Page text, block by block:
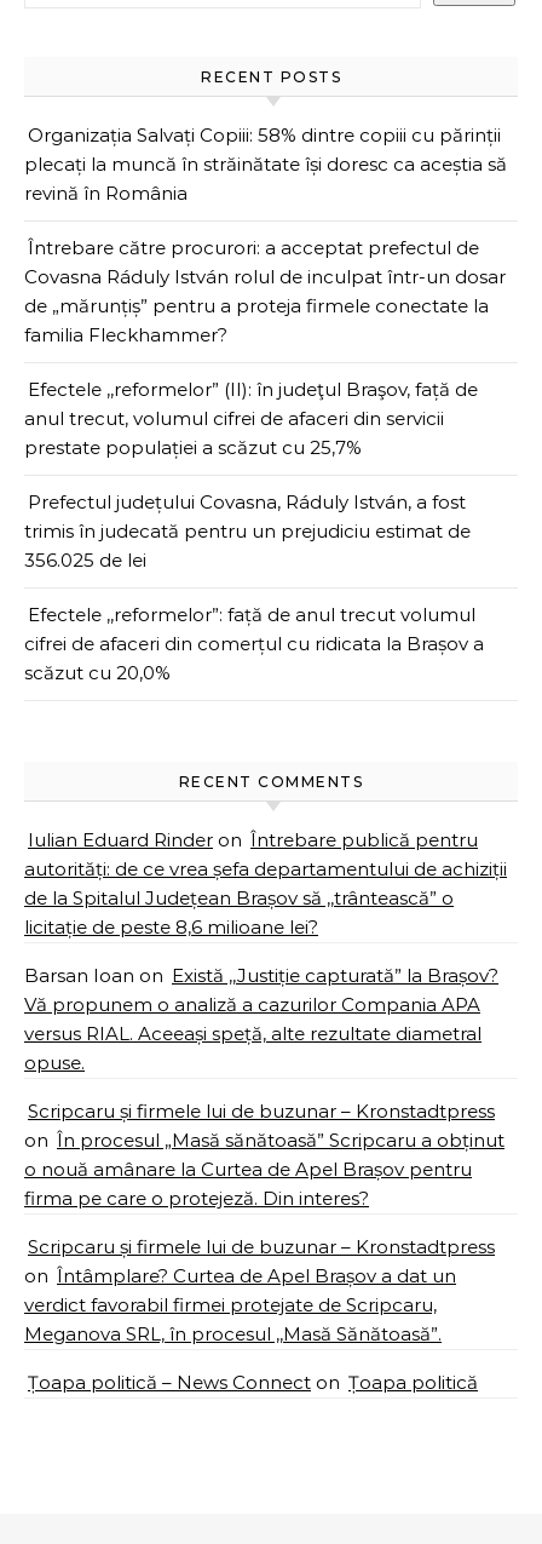
RECENT POSTS
Organizația Salvați Copiii: 58% dintre copiii cu părinții
plecați la muncă în străinătate își doresc ca aceștia să
revină în România
Întrebare către procurori: a acceptat prefectul de
Covasna Ráduly István rolul de inculpat într-un dosar
de „mărunțiș” pentru a proteja firmele conectate la
familia Fleckhammer?
Efectele ,,reformelor” (II): în judeţul Braşov, față de
anul trecut, volumul cifrei de afaceri din servicii
prestate populației a scăzut cu 25,7%
Prefectul județului Covasna, Ráduly István, a fost
trimis în judecată pentru un prejudiciu estimat de
356.025 de lei
Efectele ,,reformelor”: față de anul trecut volumul
cifrei de afaceri din comerțul cu ridicata la Brașov a
scăzut cu 20,0%
RECENT COMMENTS
Iulian Eduard Rinder on Întrebare publică pentru
autorități: de ce vrea șefa departamentului de achiziții
de la Spitalul Județean Brașov să ,,trântească” o
licitație de peste 8,6 milioane lei?
Barsan Ioan on Există ,,Justiție capturată” la Brașov?
Vă propunem o analiză a cazurilor Compania APA
versus RIAL. Aceeași speță, alte rezultate diametral
opuse.
Scripcaru și firmele lui de buzunar – Kronstadtpress
on În procesul „Masă sănătoasă” Scripcaru a obținut
o nouă amânare la Curtea de Apel Brașov pentru
firma pe care o protejeză. Din interes?
Scripcaru și firmele lui de buzunar – Kronstadtpress
on Întâmplare? Curtea de Apel Brașov a dat un
verdict favorabil firmei protejate de Scripcaru,
Meganova SRL, în procesul ,,Masă Sănătoasă”.
Țoapa politică – News Connect on Țoapa politică